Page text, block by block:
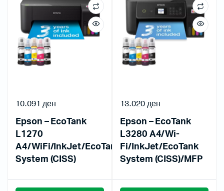
Epson – EcoTank
L1270
A4/WiFi/InkJet/EcoTank
System (CISS)
10.091 ден
Epson – EcoTank
L3280 A4/Wi-
Fi/InkJet/EcoTank
System (CISS)/MFP
13.020ден